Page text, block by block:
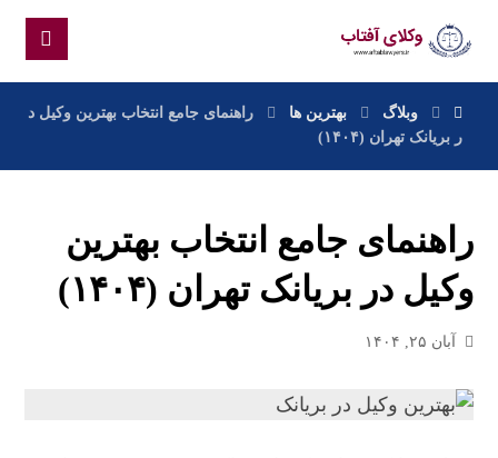
وبلاگ بهترین ها
راهنمای جامع انتخاب بهترین وکیل د
ر بریانک تهران (۱۴۰۴)
راهنمای جامع انتخاب بهترین
وکیل در بریانک تهران (۱۴۰۴)
آبان ۲۵, ۱۴۰۴